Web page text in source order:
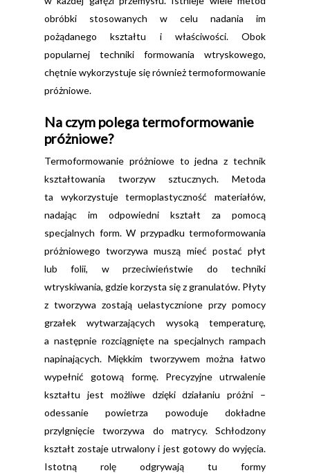
obróbki stosowanych w celu nadania im
pożądanego kształtu i właściwości. Obok
popularnej techniki formowania wtryskowego,
chętnie wykorzystuje się również termoformowanie
próżniowe.
Na czym polega termoformowanie
próżniowe?
Termoformowanie próżniowe to jedna z technik
kształtowania tworzyw sztucznych. Metoda
ta wykorzystuje termoplastyczność materiałów,
nadając im odpowiedni kształt za pomocą
specjalnych form. W przypadku termoformowania
próżniowego tworzywa muszą mieć postać płyt
lub folii, w przeciwieństwie do techniki
wtryskiwania, gdzie korzysta się z granulatów. Płyty
z tworzywa zostają uelastycznione przy pomocy
grzałek wytwarzających wysoką temperaturę,
a następnie rozciągnięte na specjalnych rampach
napinających. Miękkim tworzywem można łatwo
wypełnić gotową formę. Precyzyjne utrwalenie
kształtu jest możliwe dzięki działaniu próżni –
odessanie powietrza powoduje dokładne
przylgnięcie tworzywa do matrycy. Schłodzony
kształt zostaje utrwalony i jest gotowy do wyjęcia.
Istotną rolę odgrywają tu formy